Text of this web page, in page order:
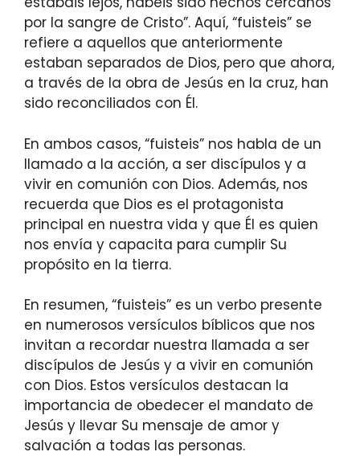
por la sangre de Cristo”. Aquí, “fuisteis” se
refiere a aquellos que anteriormente
estaban separados de Dios, pero que ahora,
a través de la obra de Jesús en la cruz, han
sido reconciliados con Él.
En ambos casos, “fuisteis” nos habla de un
llamado a la acción, a ser discípulos y a
vivir en comunión con Dios. Además, nos
recuerda que Dios es el protagonista
principal en nuestra vida y que Él es quien
nos envía y capacita para cumplir Su
propósito en la tierra.
En resumen, “fuisteis” es un verbo presente
en numerosos versículos bíblicos que nos
invitan a recordar nuestra llamada a ser
discípulos de Jesús y a vivir en comunión
con Dios. Estos versículos destacan la
importancia de obedecer el mandato de
Jesús y llevar Su mensaje de amor y
salvación a todas las personas.